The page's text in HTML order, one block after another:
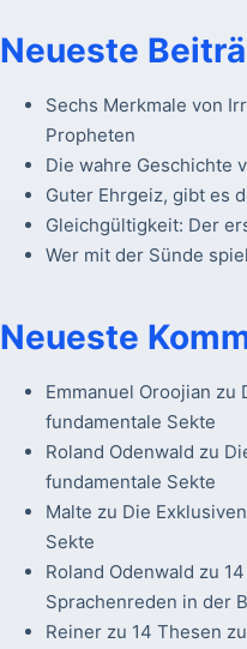
Neueste
Sechs Merkmale von
Propheten
Die wahre Geschichte
Guter Ehrgeiz, gibt es
Gleichgültigkeit: Der
Wer mit der Sünde
Neueste
Emmanuel Oroojian zu
fundamentale Sekte
Roland Odenwald zu
fundamentale Sekte
Malte zu Die
Sekte
Roland Odenwald zu
Sprachenreden in der
Reinerzu 14 Thesen